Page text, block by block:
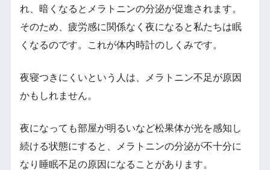
れ、暗くなるとメラトニンの分泌が促進されます。
そのため、疲労感に関係なく夜になると私たちは眠
くなるのです。これが体内時計のしくみです。
夜寝つきにくいという人は、メラトニン不足が原因
かもしれません。
夜になっても部屋が明るいなど松果体が光を感知し
続ける状態にすると、メラトニンの分泌が不十分に
なり睡眠不足の原因になることがあります。